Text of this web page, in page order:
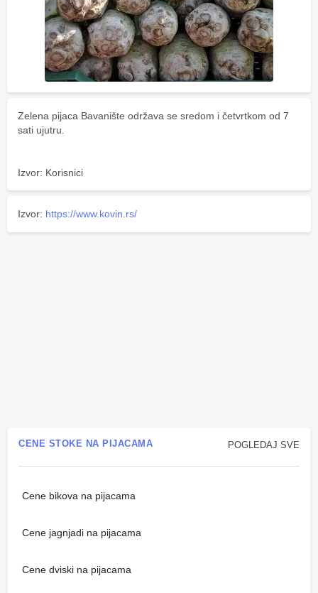
Zelena pijaca Bavanište održava se sredom i četvrtkom od 7
sati ujutru.
Izvor: Korisnici
Izvor: https://www.kovin.rs/
POGLEDAJ SVE
CENE STOKE NA PIJACAMA
Cene bikova na pijacama
Cene jagnjadi na pijacama
Cene dviski na pijacama